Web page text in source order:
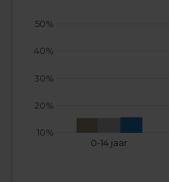
0-14 jaar
10%
20%
30%
40%
50%